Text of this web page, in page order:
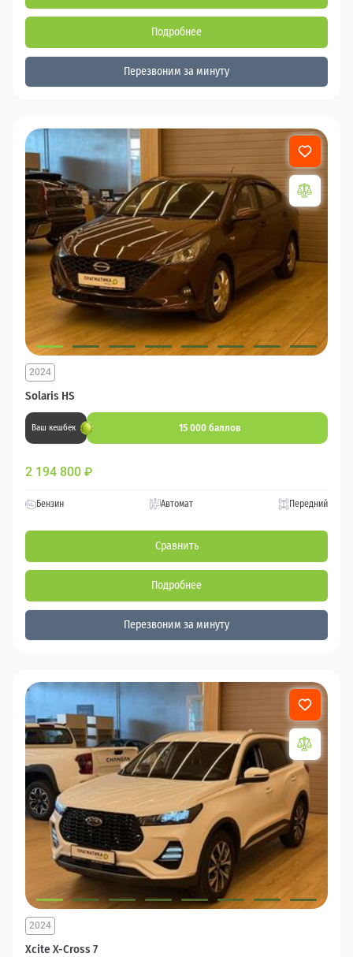
Подробнее
Перезвоним за минуту
Solaris HS
2024
Ваш кешбек 15 000 баллов
2 194 800 ₽
Бензин Автомат Передний
Сравнить
Подробнее
Перезвоним за минуту
Xcite X-Cross 7
2024